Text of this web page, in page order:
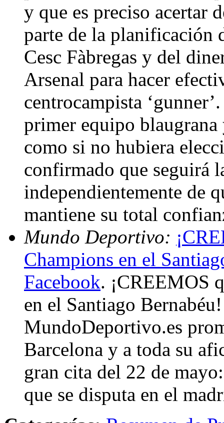
y que es preciso acertar
parte de la planificación
Cesc Fàbregas y del
Arsenal para hacer
centrocampista
primer equipo
como si no hubiera
confirmado que seguirá
independientemente de
mantiene su total
Mundo Deportivo:
Champions en el
Facebook. ¡CREEMOS
en el Santiago
MundoDeportivo.es
Barcelona y a toda su
gran cita del 22 de
que se disputa en el